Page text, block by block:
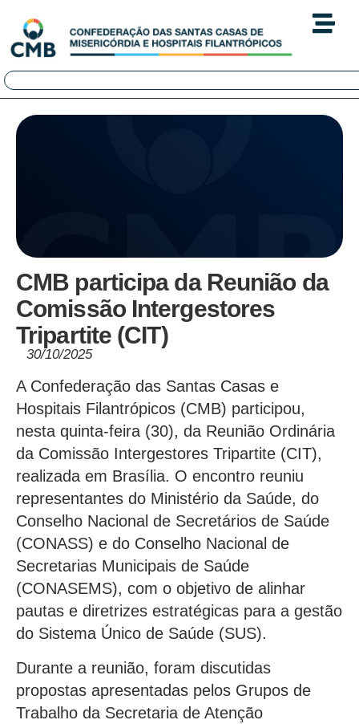
CMB participa da Reunião da
Comissão Intergestores
Tripartite (CIT)
30/10/2025
A Confederação das Santas Casas e
Hospitais Filantrópicos (CMB) participou,
nesta quinta-feira (30), da Reunião Ordinária
da Comissão Intergestores Tripartite (CIT),
realizada em Brasília. O encontro reuniu
representantes do Ministério da Saúde, do
Conselho Nacional de Secretários de Saúde
(CONASS) e do Conselho Nacional de
Secretarias Municipais de Saúde
(CONASEMS), com o objetivo de alinhar
pautas e diretrizes estratégicas para a gestão
do Sistema Único de Saúde (SUS).
Durante a reunião, foram discutidas
propostas apresentadas pelos Grupos de
Trabalho da Secretaria de Atenção